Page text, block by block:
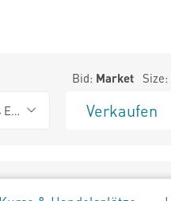
Bid: Market Size:
Verkaufen